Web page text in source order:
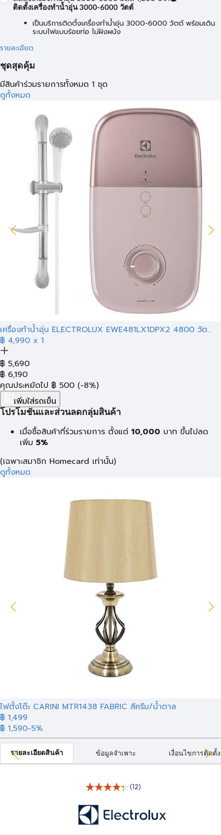
ติดตั้งเครื่องทำน้ำอุ่น 3000-6000 วัตต์
เป็นบริการติดตั้งเครื่องทำน้ำอุ่น 3000-6000 วัตต์ พร้อมเดิน
ระบบไฟแบบร้อยท่อ ไม่ฝังผนัง
รายละเอียด
ชุดสุดคุ้ม
มีสินค้าร่วมรายการทั้งหมด 1 ชุด
ดูทั้งหมด
เครื่องทำน้ำอุ่น ELECTROLUX EWE481LX1DPX2 4800 วัต...
฿ 4,990 x 1
฿ 5,690
฿ 6,190
คุณประหยัดไป ฿ 500 (-8%)
เพิ่มใส่รถเข็น
โปรโมชั่นและส่วนลดกลุ่มสินค้า
เมื่อซื้อสินค้าที่ร่วมรายการ ตั้งแต่ 10,000 บาท ขึ้นไปลด
เพิ่ม 5%
(เฉพาะสมาชิก Homecard เท่านั้น)
ดูทั้งหมด
ไฟตั้งโต๊ะ CARINI MTR1438 FABRIC สีครีม/น้ำตาล
฿ 1,499
฿ 1,590-5%
รายละเอียดสินค้า ข้อมูลจำเพาะ เงื่อนไขการติดตั้ง
(12)